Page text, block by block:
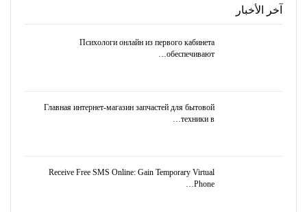
آخر الأخبار
Психологи онлайн из первого кабинета
обеспечивают…
Главная интернет-магазин запчастей для бытовой
техники в…
Receive Free SMS Online: Gain Temporary Virtual
Phone…